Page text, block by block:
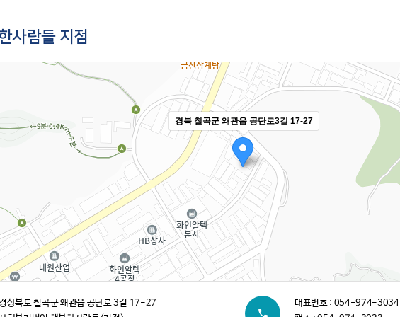
사람들 지점
경북 칠곡군 왜관읍 공단로3길 17-27
상북도 칠곡군 왜관읍 공단로 3길 17-27
대표번호 : 054-974-3034